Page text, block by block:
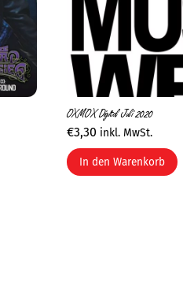
OXMOX Digital Juli 2020
€3,30 inkl. MwSt.
In den Warenkorb